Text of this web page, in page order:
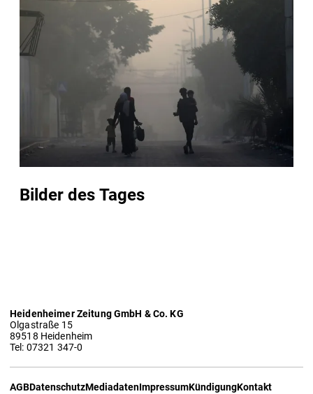
Bilder des Tages
Heidenheimer Zeitung GmbH & Co. KG
Olgastraße 15
89518 Heidenheim
Tel: 07321 347-0
AGBDatenschutzMediadatenImpressumKündigungKontakt